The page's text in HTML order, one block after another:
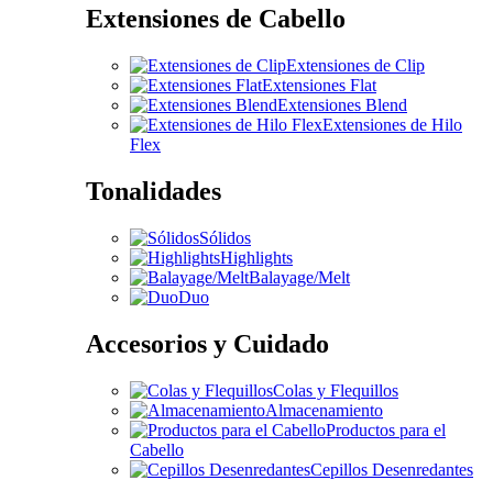
Extensiones de Cabello
Extensiones de Clip
Extensiones Flat
Extensiones Blend
Extensiones de Hilo
Flex
Tonalidades
Sólidos
Highlights
Balayage/Melt
Duo
Accesorios y Cuidado
Colas y Flequillos
Almacenamiento
Productos para el
Cabello
Cepillos Desenredantes